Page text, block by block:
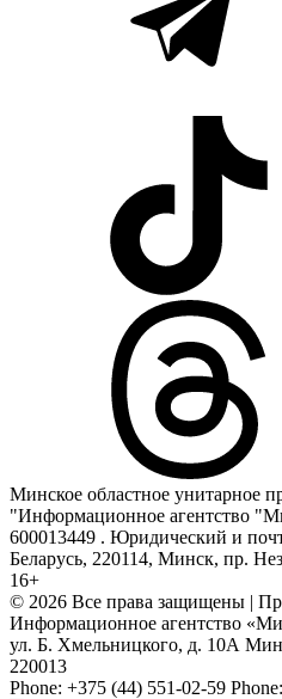
Минское областное унитарное
"Информационное агентство
600013449 . Юридический и
Беларусь, 220114, Минск, пр.
16+
© 2026 Все права защищены |
Информационное агентство
ул. Б. Хмельницкого, д. 10А
220013
Phone: +375 (44) 551-02-59 Phone: